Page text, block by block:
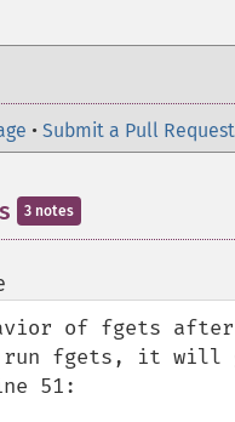
• Submit a Pull Request
3 notes
of fgets after
fgets, it will
51: